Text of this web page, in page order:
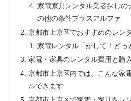
家電家具レンタル業者探し
の他の条件プラスアルファ
京都市上京区でおすすめのレン
家電レンタル「かして！どっ
家電・家具のレンタル費用と購
京都市上京区内では、こんな家
ルできます